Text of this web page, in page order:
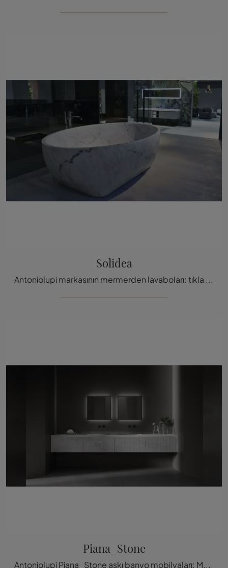
Solidea
Antoniolupi markasının mermerden lavaboları: tıkla ve sağlık odası için Solidea tasarım banyo mobilyalarını keşfet.
Piana_Stone
Antoniolupi Piana_Stone askı banyo mobilyaları: Mermer tasarım banyo mobilyalarını keşfedin ve rahatlık odanızı döşeyin.